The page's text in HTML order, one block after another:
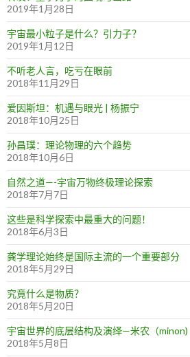
2019年1月28日
宇宙最小粒子是什么？引力子？
2019年1月12日
不听老人言，吃亏在眼前
2018年11月29日
爱因斯坦：机遇与眼光 | 杨振宁
2018年10月25日
孙昌璞：理论物理的六个趋势
2018年10月6日
自然之道—-宇宙万物终极理论探索
2018年7月7日
这些是科学探索中最重大的问题！
2018年6月3日
龚学理论始终是国际主流的一个重要部分
2018年5月29日
究竟什么是物质？
2018年5月20日
宇宙世界的底层结构及演绎—米农（minon)
2018年5月8日